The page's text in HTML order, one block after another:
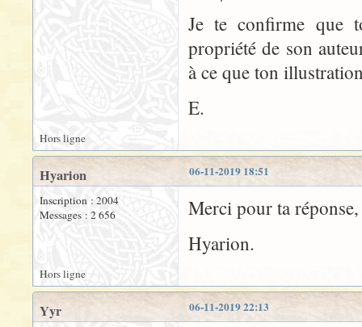
Je te confirme que
propriété de son
à ce que ton
E.
Hors ligne
06-11-2019 18:51
Hyarion
Inscription : 2004
Messages : 2 656
Merci pour ta
Hyarion.
Hors ligne
06-11-2019 22:13
Yyr